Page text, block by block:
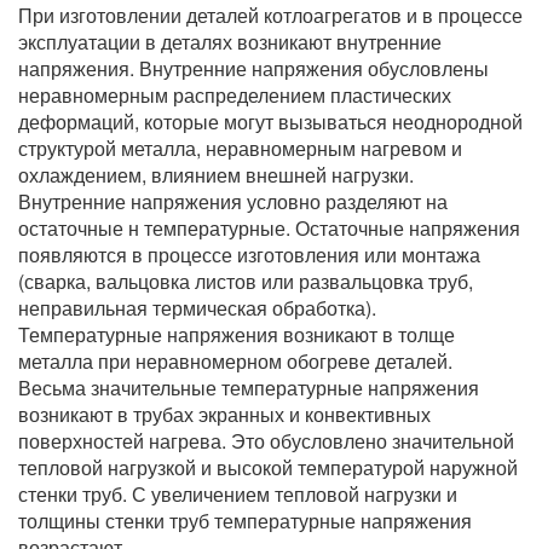
При изготовлении деталей котлоагрегатов и в процессе
эксплуатации в деталях возникают внутренние
напряжения. Внутренние напряжения обусловлены
неравномерным распределением пластических
деформаций, которые могут вызываться неоднородной
структурой металла, неравномерным нагревом и
охлаждением, влиянием внешней нагрузки.
Внутренние напряжения условно разделяют на
остаточные н температурные. Остаточные напряжения
появляются в процессе изготовления или монтажа
(сварка, вальцовка листов или развальцовка труб,
неправильная термическая обработка).
Температурные напряжения возникают в толще
металла при неравномерном обогреве деталей.
Весьма значительные температурные напряжения
возникают в трубах экранных и конвективных
поверхностей нагрева. Это обусловлено значительной
тепловой нагрузкой и высокой температурой наружной
стенки труб. С увеличением тепловой нагрузки и
толщины стенки труб температурные напряжения